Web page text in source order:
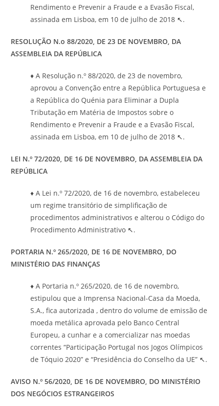
Rendimento e Prevenir a Fraude e a Evasão Fiscal,
assinada em Lisboa, em 10 de julho de 2018 ↖.
RESOLUÇÃO N.o 88/2020, DE 23 DE NOVEMBRO, DA
ASSEMBLEIA DA REPÚBLICA
♦ A Resolução n.º 88/2020, de 23 de novembro,
aprovou a Convenção entre a República Portuguesa e
a República do Quénia para Eliminar a Dupla
Tributação em Matéria de Impostos sobre o
Rendimento e Prevenir a Fraude e a Evasão Fiscal,
assinada em Lisboa, em 10 de julho de 2018 ↖.
LEI N.º 72/2020, DE 16 DE NOVEMBRO, DA ASSEMBLEIA DA
REPÚBLICA
♦ A Lei n.º 72/2020, de 16 de novembro, estabeleceu
um regime transitório de simplificação de
procedimentos administrativos e alterou o Código do
Procedimento Administrativo ↖.
PORTARIA N.º 265/2020, DE 16 DE NOVEMBRO, DO
MINISTÉRIO DAS FINANÇAS
♦ A Portaria n.º 265/2020, de 16 de novembro,
estipulou que a Imprensa Nacional-Casa da Moeda,
S.A., fica autorizada , dentro do volume de emissão de
moeda metálica aprovada pelo Banco Central
Europeu, a cunhar e a comercializar nas moedas
correntes “Participação Portugal nos Jogos Olímpicos
de Tóquio 2020” e “Presidência do Conselho da UE” ↖.
AVISO N.º 56/2020, DE 16 DE NOVEMBRO, DO MINISTÉRIO
DOS NEGÓCIOS ESTRANGEIROS